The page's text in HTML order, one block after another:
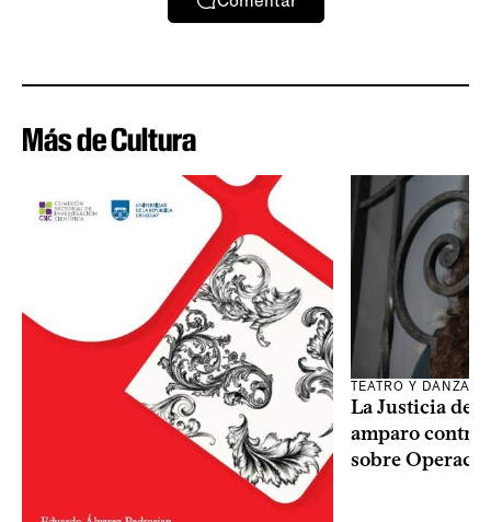
Más de Cultura
TEATRO Y DANZA
La Justicia
amparo contra
sobre